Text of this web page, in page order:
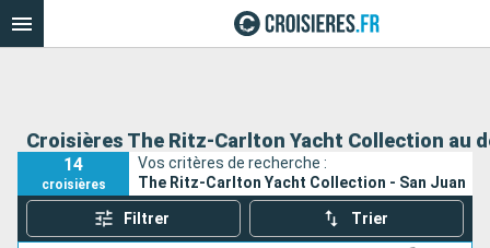
Croisières The Ritz-Carlton Yacht Collection au
14
croisières
Vos critères de recherche :
The Ritz-Carlton Yacht Collection - San Juan
Filtrer Trier